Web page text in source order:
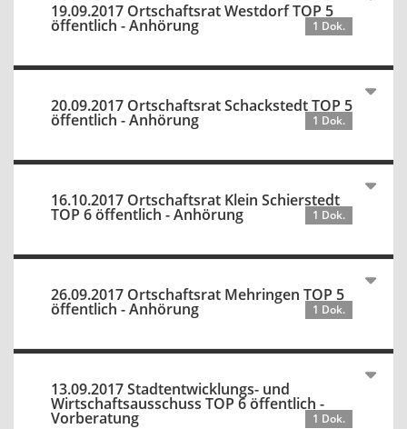
19.09.2017 Ortschaftsrat Westdorf TOP 5
öffentlich - Anhörung 1 Dok.
20.09.2017 Ortschaftsrat Schackstedt TOP 5
öffentlich - Anhörung 1 Dok.
16.10.2017 Ortschaftsrat Klein Schierstedt
TOP 6 öffentlich - Anhörung 1 Dok.
26.09.2017 Ortschaftsrat Mehringen TOP 5
öffentlich - Anhörung 1 Dok.
13.09.2017 Stadtentwicklungs- und
Wirtschaftsausschuss TOP 6 öffentlich -
Vorberatung 1 Dok.